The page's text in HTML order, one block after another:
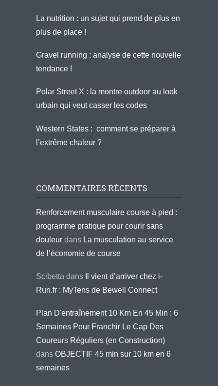
La nutrition : un sujet qui prend de plus en
plus de place !
Gravel running : analyse de cette nouvelle
tendance !
Polar Street X : la montre outdoor au look
urbain qui veut casser les codes
Western States : comment se préparer à
l’extrême chaleur ?
COMMENTAIRES RÉCENTS
Renforcement musculaire course à pied :
programme pratique pour courir sans
douleur dans La musculation au service
de l’économie de course
Scibetta dans
Il vient d’arriver chez i-
Run.fr : MyTens de Bewell Connect
Plan D'entraînement 10 Km En 45 Min : 6
Semaines Pour Franchir Le Cap Des
Coureurs Réguliers (en Construction)
dans OBJECTIF 45 min sur 10 km en 6
semaines